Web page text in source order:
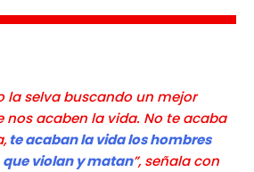
la selva buscando un mejor
nos acaben la vida. No te acaba
te acaban la vida los hombres
violan y matan”, señala con